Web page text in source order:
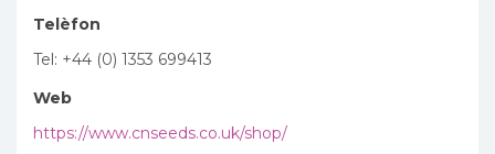
Telèfon
Tel: +44 (0) 1353 699413
Web
https://www.cnseeds.co.uk/shop/